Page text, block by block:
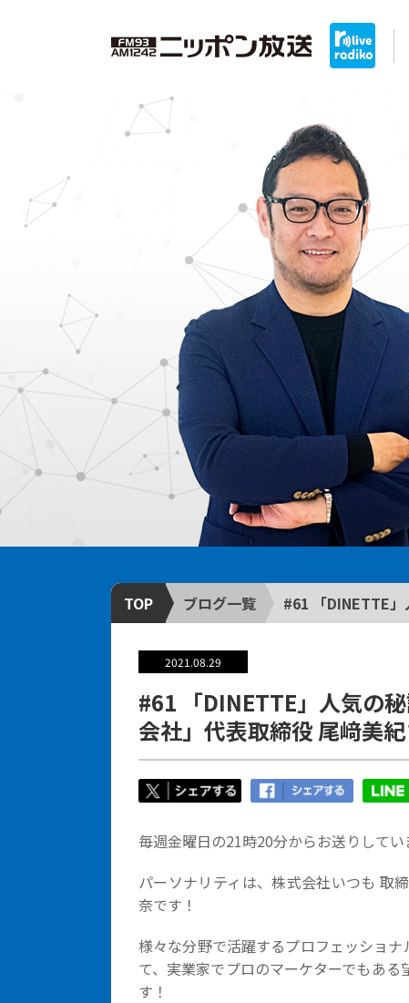
TOP ブログ一覧 #61 「DINETTE
2021.08.29
#61 「DINETTE」人気の
会社」代表取締役 尾﨑美
毎週金曜日の21時20分からお送りして
パーソナリティは、株式会社いつも 取
奈です！
様々な分野で活躍するプロフェッショ
て、実業家でプロのマーケターでもあ
す！